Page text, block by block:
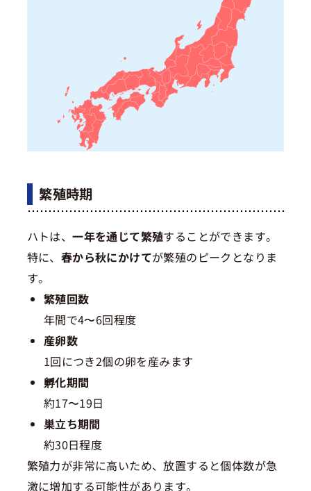
繁殖時期
ハトは、一年を通じて繁殖することができます。
特に、 春から秋にかけてが繁殖のピークとなりま
す。
繁殖回数
年間で4〜6回程度
産卵数
1回につき2個の卵を産みます
孵化期間
約17〜19日
巣立ち期間
約30日程度
繁殖力が非常に高いため、放置すると個体数が急
激に増加する可能性があります。